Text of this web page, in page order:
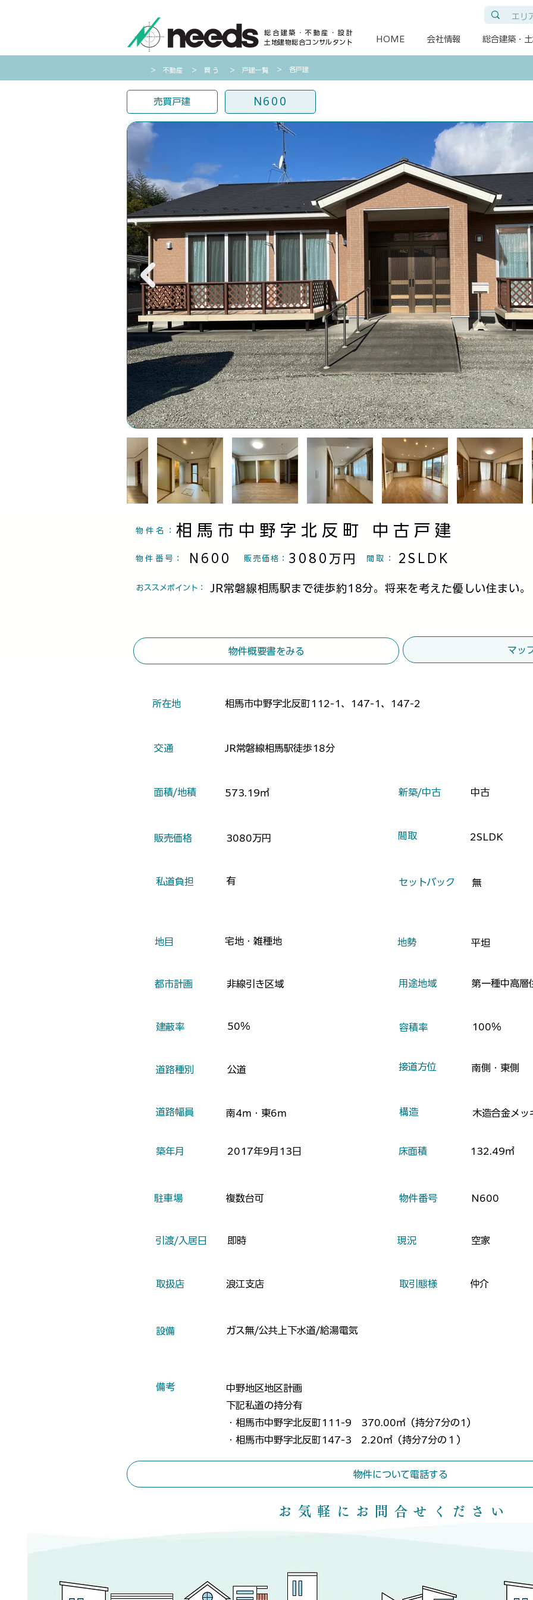
総合建築・不動産・設計
土地建物総合コンサルタント
HOME 会社情報 総合建築・
​＞ 不動産 ​＞ 買う ＞ 戸建一覧 ​＞ 各戸建
売買戸建 N600
相馬市中野字北反町 中古戸建
物件名：
物件番号 ： N600 3080万円
​販売価格： 2SLDK
間取 ：
JR常磐線相馬駅まで徒歩約18分。将来を考えた優しい住まい。
​おススメポイント：
物件概要書をみる マッ
​所在地 相馬市中野字北反町112-1、147-1、147-2
​交通 JR常磐線相馬駅徒歩18分
573.19㎡
​面積/地積 ​新築/中古 中古
​販売価格 3080万円 ​間取 2SLDK
​私道負担 有 ​セットバック 無
​地目 宅地・雑種地 ​地勢 平坦
​都市計画 非線引き区域 ​用途地域 第一種中高層
​建蔽率 50％ 100％
​容積率
​道路種別 公道 ​接道方位 南側・東側
南4ｍ・東6ｍ
​道路幅員 ​構造 木造合金メッ
​築年月 2017年9月13日 ​床面積 132.49㎡
​駐車場 複数台可 ​物件番号 N600
即時
​引渡/入居日 空家
​現況
浪江支店
​取扱店 仲介
​取引態様
​設備 ガス無/公共上下水道/給湯電気
​備考
中野地区地区計画
下記私道の持分有
・相馬市中野字北反町111-9 370.00㎡（持分7分の1）
・相馬市中野字北反町147-3 2.20㎡（持分7分の１）
物件について電話する
​お気軽にお問合せください